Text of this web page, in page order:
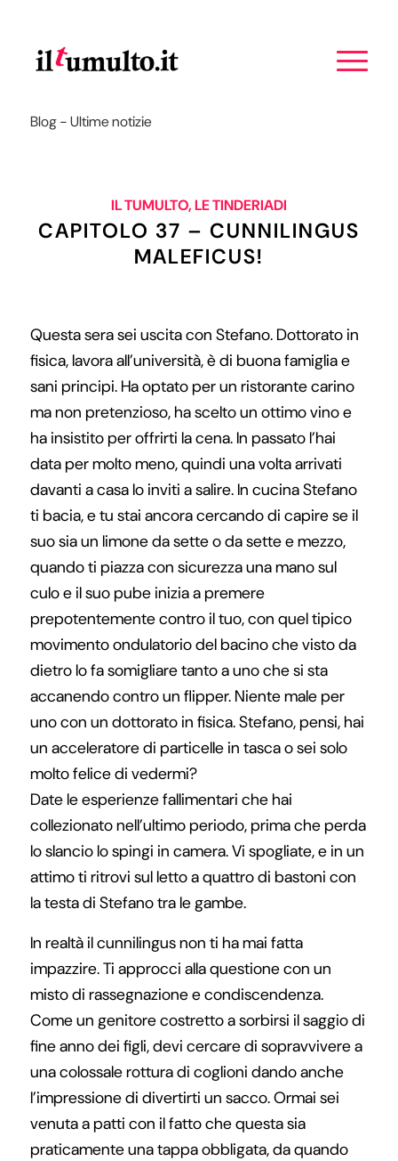
Blog - Ultime notizie
IL TUMULTO,LE TINDERIADI
CAPITOLO 37 – CUNNILINGUS
MALEFICUS!
Questa sera sei uscita con Stefano. Dottorato in
fisica, lavora all’università, è di buona famiglia e
sani principi. Ha optato per un ristorante carino
ma non pretenzioso, ha scelto un ottimo vino e
ha insistito per offrirti la cena. In passato l’hai
data per molto meno, quindi una volta arrivati
davanti a casa lo inviti a salire. In cucina Stefano
ti bacia, e tu stai ancora cercando di capire se il
suo sia un limone da sette o da sette e mezzo,
quando ti piazza con sicurezza una mano sul
culo e il suo pube inizia a premere
prepotentemente contro il tuo, con quel tipico
movimento ondulatorio del bacino che visto da
dietro lo fa somigliare tanto a uno che si sta
accanendo contro un flipper. Niente male per
uno con un dottorato in fisica. Stefano, pensi, hai
un acceleratore di particelle in tasca o sei solo
molto felice di vedermi?
Date le esperienze fallimentari che hai
collezionato nell’ultimo periodo, prima che perda
lo slancio lo spingi in camera. Vi spogliate, e in un
attimo ti ritrovi sul letto a quattro di bastoni con
la testa di Stefano tra le gambe.
In realtà il cunnilingus non ti ha mai fatta
impazzire. Ti approcci alla questione con un
misto di rassegnazione e condiscendenza.
Come un genitore costretto a sorbirsi il saggio di
fine anno dei figli, devi cercare di sopravvivere a
una colossale rottura di coglioni dando anche
l’impressione di divertirti un sacco. Ormai sei
venuta a patti con il fatto che questa sia
praticamente una tappa obbligata, da quando